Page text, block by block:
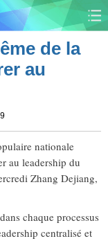
MONDE
DOCUMENTS
de la
au
nationale
au leadership du
Zhang Dejiang,
chaque processus
centralisé et